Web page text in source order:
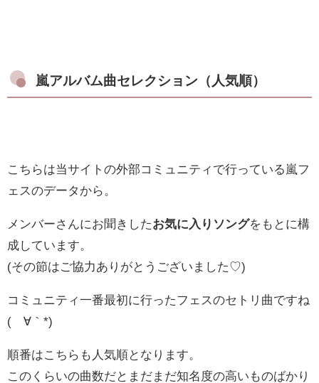
嵐アルバム曲セレクション（人気順）
こちらは当サイトの外部コミュニティで行っている嵐フ
ェスのデータから。
メンバーさんにお聞きした お気に入りソングをもとに構
成しています。
(その節はご協力ありがとうございました♡)
コミュニティ一番最初に行ったフェスのセトリ曲ですね
(´∀｀*)
順番はこちらも人気順となります。
このくらいの曲数だとまだまだ知名度の高いものばかり